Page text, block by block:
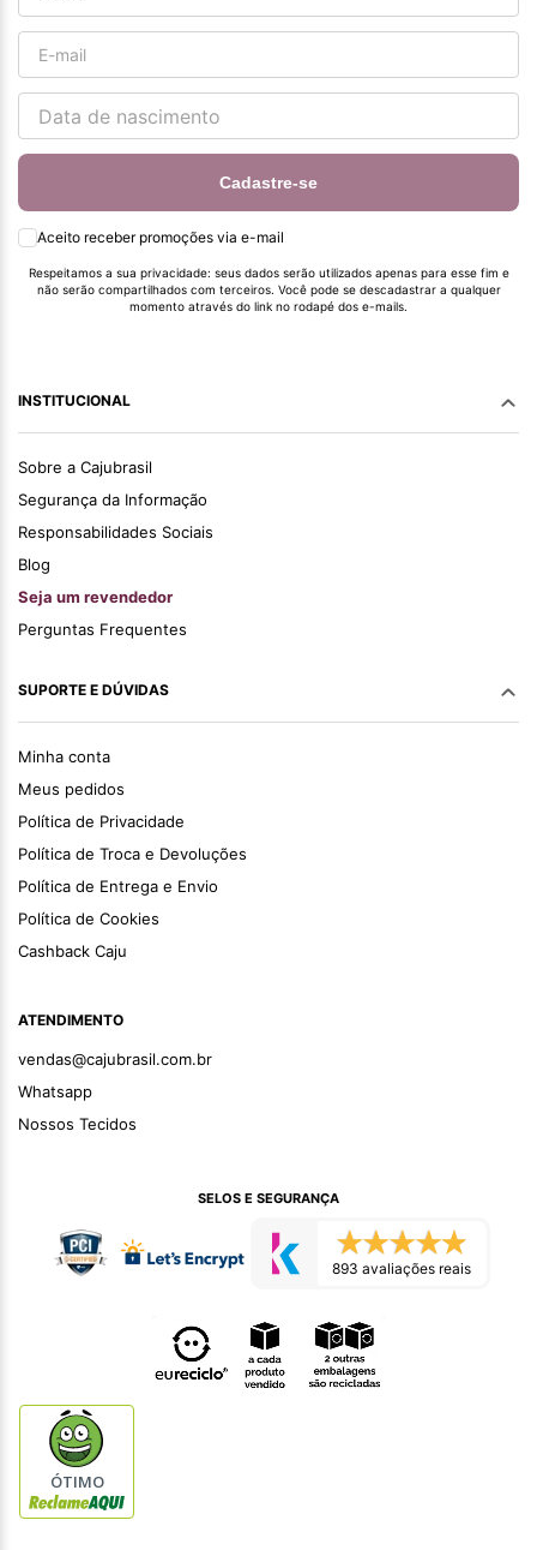
Cadastre-se
Aceito receber promoções via e-mail
Respeitamos a sua privacidade: seus dados serão utilizados apenas para esse fim e
não serão compartilhados com terceiros. Você pode se descadastrar a qualquer
momento através do link no rodapé dos e-mails.
INSTITUCIONAL
Sobre a Cajubrasil
Segurança da Informação
Responsabilidades Sociais
Blog
Seja um revendedor
Perguntas Frequentes
SUPORTE E DÚVIDAS
Minha conta
Meus pedidos
Política de Privacidade
Política de Troca e Devoluções
Política de Entrega e Envio
Política de Cookies
Cashback Caju
ATENDIMENTO
vendas@cajubrasil.com.br
Whatsapp
Nossos Tecidos
SELOS E SEGURANÇA
893 avaliações reais
ÓTIMO